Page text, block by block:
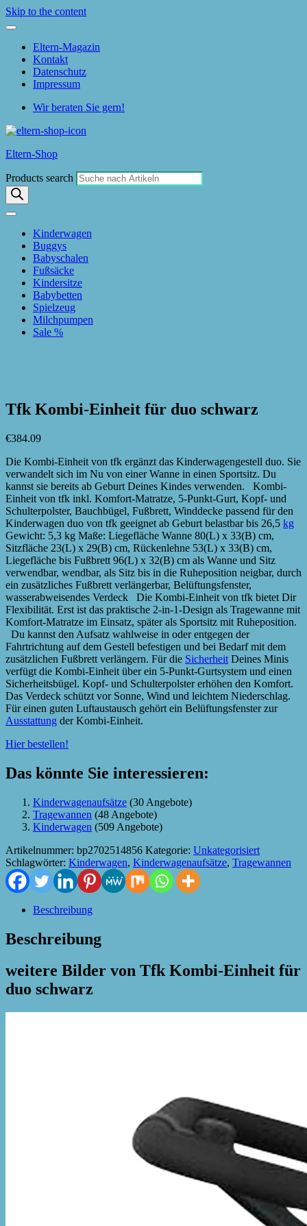
Skip to the content
Eltern-Magazin
Kontakt
Datenschutz
Impressum
Wir beraten Sie gern!
Eltern-Shop
Products search
Kinderwagen
Buggys
Babyschalen
Fußsäcke
Kindersitze
Babybetten
Spielzeug
Milchpumpen
Sale %
Tfk Kombi-Einheit für duo schwarz
€384.09
Die Kombi-Einheit von tfk ergänzt das Kinderwagengestell duo. Sie
verwandelt sich im Nu von einer Wanne in einen Sportsitz. Du
kannst sie bereits ab Geburt Deines Kindes verwenden. Kombi-
Einheit von tfk inkl. Komfort-Matratze, 5-Punkt-Gurt, Kopf- und
Schulterpolster, Bauchbügel, Fußbrett, Winddecke passend für den
Kinderwagen duo von tfk geeignet ab Geburt belastbar bis 26,5 kg
Gewicht: 5,3 kg Maße: Liegefläche Wanne 80(L) x 33(B) cm,
Sitzfläche 23(L) x 29(B) cm, Rückenlehne 53(L) x 33(B) cm,
Liegefläche bis Fußbrett 96(L) x 32(B) cm als Wanne und Sitz
verwendbar, wendbar, als Sitz bis in die Ruheposition neigbar, durch
ein zusätzliches Fußbrett verlängerbar, Belüftungsfenster,
wasserabweisendes Verdeck Die Kombi-Einheit von tfk bietet Dir
Flexibilität. Erst ist das praktische 2-in-1-Design als Tragewanne mit
Komfort-Matratze im Einsatz, später als Sportsitz mit Ruheposition.
Du kannst den Aufsatz wahlweise in oder entgegen der
Fahrtrichtung auf dem Gestell befestigen und bei Bedarf mit dem
zusätzlichen Fußbrett verlängern. Für die Sicherheit Deines Minis
verfügt die Kombi-Einheit über ein 5-Punkt-Gurtsystem und einen
Sicherheitsbügel. Kopf- und Schulterpolster erhöhen den Komfort.
Das Verdeck schützt vor Sonne, Wind und leichtem Niederschlag.
Für einen guten Luftaustausch gehört ein Belüftungsfenster zur
Ausstattung der Kombi-Einheit.
Hier bestellen!
Das könnte Sie interessieren:
Kinderwagenaufsätze (30 Angebote)
Tragewannen (48 Angebote)
Kinderwagen (509 Angebote)
Artikelnummer: bp2702514856 Kategorie: Unkategorisiert
Schlagwörter: Kinderwagen, Kinderwagenaufsätze, Tragewannen
Beschreibung
Beschreibung
weitere Bilder von Tfk Kombi-Einheit für
duo schwarz